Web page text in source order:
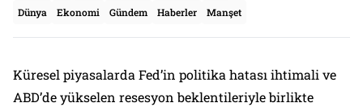
Dünya Ekonomi Gündem Haberler Manşet
Küresel piyasalarda Fed’in politika hatası ihtimali ve
ABD’de yükselen resesyon beklentileriyle birlikte